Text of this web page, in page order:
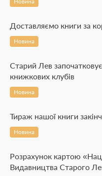
Доставляємо книги за
Новина
Старий Лев
книжкових клубів
Новина
Тираж нашої книги
Новина
Розрахунок картою
Видавництва Старого